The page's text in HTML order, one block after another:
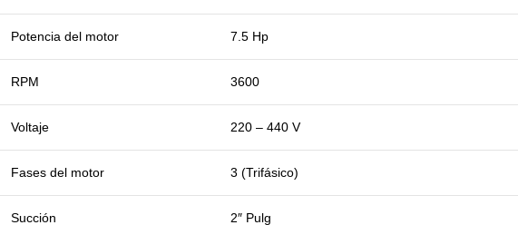
Potencia del motor 7.5 Hp
RPM 3600
Voltaje 220 – 440 V
Fases del motor 3 (Trifásico)
Succión 2″ Pulg